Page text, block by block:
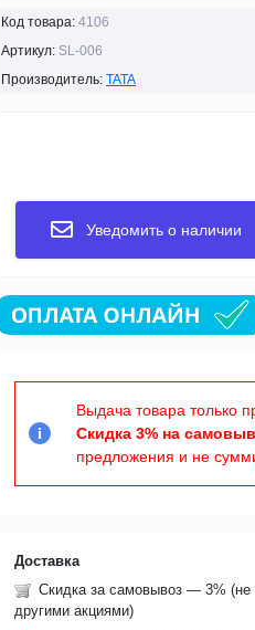
Код товара: 4106
Артикул: SL-006
Производитель: TATA
Уведомить о наличии
i
Выдача товара только
Скидка 3% на
предложения и не
Доставка
Скидка за самовывоз — 3% (не
другими акциями)